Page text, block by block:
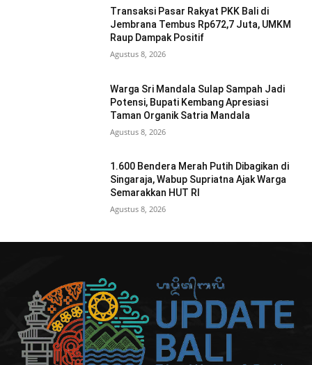
Transaksi Pasar Rakyat PKK Bali di
Jembrana Tembus Rp672,7 Juta, UMKM
Raup Dampak Positif
Agustus 8, 2026
Warga Sri Mandala Sulap Sampah Jadi
Potensi, Bupati Kembang Apresiasi
Taman Organik Satria Mandala
Agustus 8, 2026
1.600 Bendera Merah Putih Dibagikan di
Singaraja, Wabup Supriatna Ajak Warga
Semarakkan HUT RI
Agustus 8, 2026